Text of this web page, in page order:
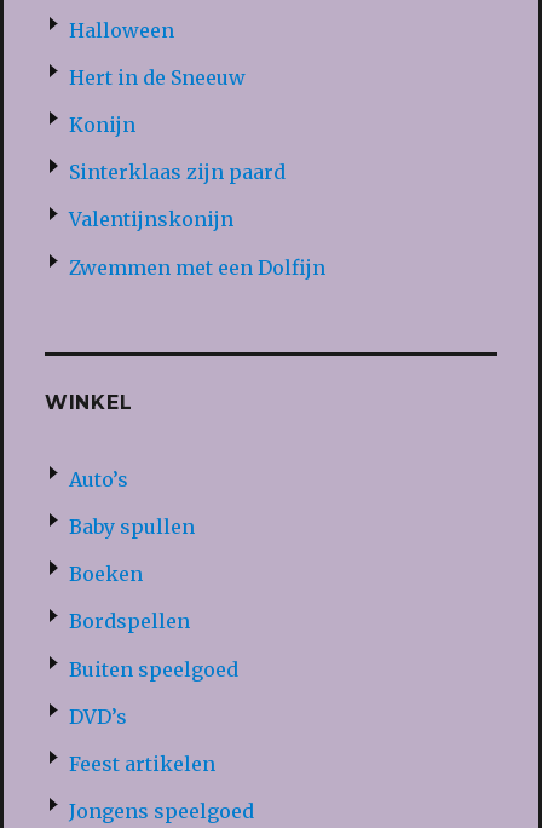
Halloween
Hert in de Sneeuw
Konijn
Sinterklaas zijn paard
Valentijnskonijn
Zwemmen met een Dolfijn
WINKEL
Auto’s
Baby spullen
Boeken
Bordspellen
Buiten speelgoed
DVD’s
Feest artikelen
Jongens speelgoed